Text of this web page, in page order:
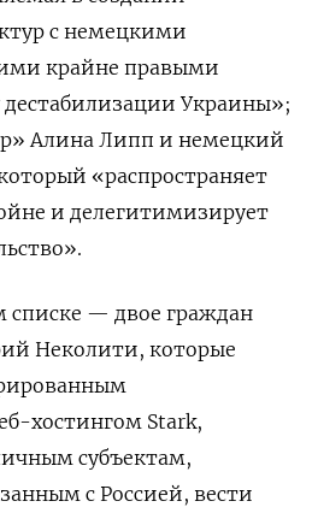
с немецкими
крайне правыми
Украины»;
Алина Липп и немецкий
«распространяет
и делегитимизирует
списке — двое граждан
Неколити, которые
хостингом Stark,
субъектам,
с Россией, вести